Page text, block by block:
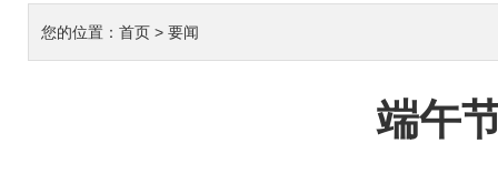
您的位置： 首页 > 要闻
端午